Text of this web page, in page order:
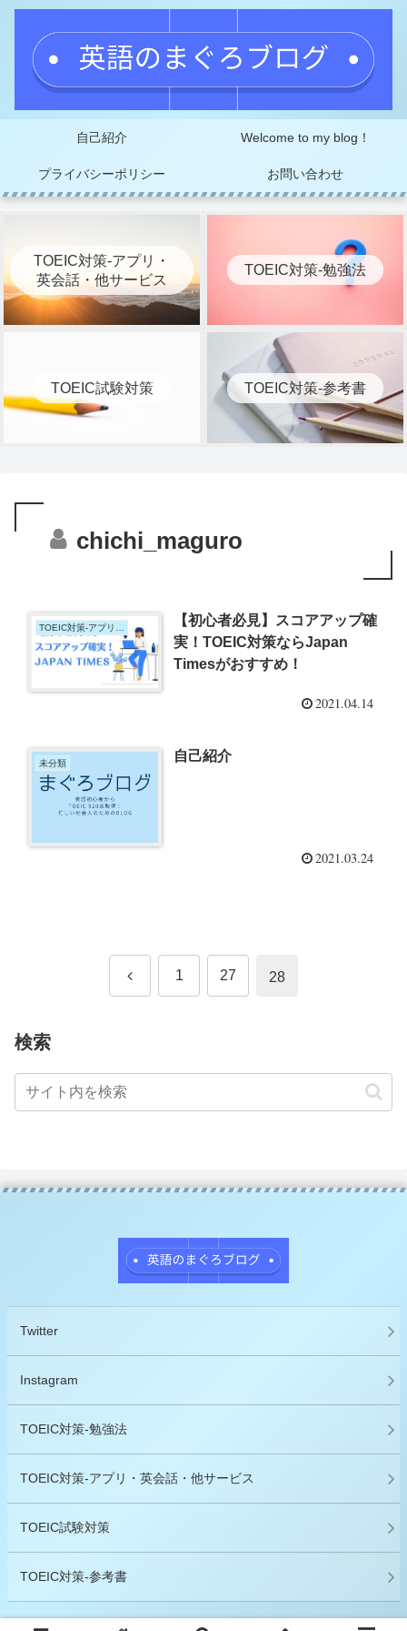
自己紹介 Welcome to my blog！
プライバシーポリシー お問い合わせ
TOEIC対策-アプリ・
英会話・他サービス
TOEIC対策-勉強法
TOEIC試験対策 TOEIC対策-参考書
chichi_maguro
TOEIC対策-アプリ・英会話・他サービス
【初心者必見】スコアアップ確
実！TOEIC対策ならJapan
Timesがおすすめ！
2021.04.14
未分類 自己紹介
2021.03.24
前 1 27 28
検索
Twitter
Instagram
TOEIC対策-勉強法
TOEIC対策-アプリ・英会話・他サービス
TOEIC試験対策
TOEIC対策-参考書